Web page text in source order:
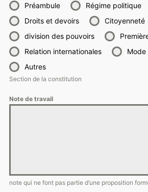
Préambule
Régime politique
Droits et devoirs
Citoyenneté
division des pouvoirs
Relation internationales
Mode
Autres
Section de la constitution
Note de travail
note qui ne font pas partie d’une proposition